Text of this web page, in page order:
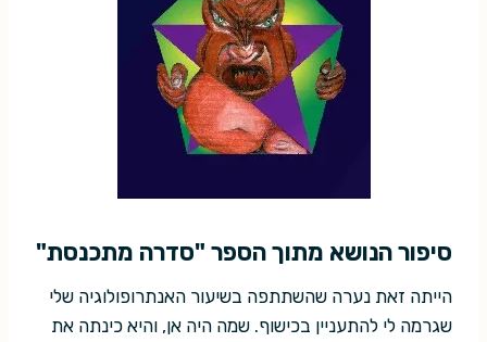
סיפור הנושא מתוך הספר "סדרה מתכנסת"
הייתה זאת נערה שהשתתפה בשיעור האנתרופולוגיה שלי
שגרמה לי להתעניין בכישוף. שמה היה אן, והיא כינתה את